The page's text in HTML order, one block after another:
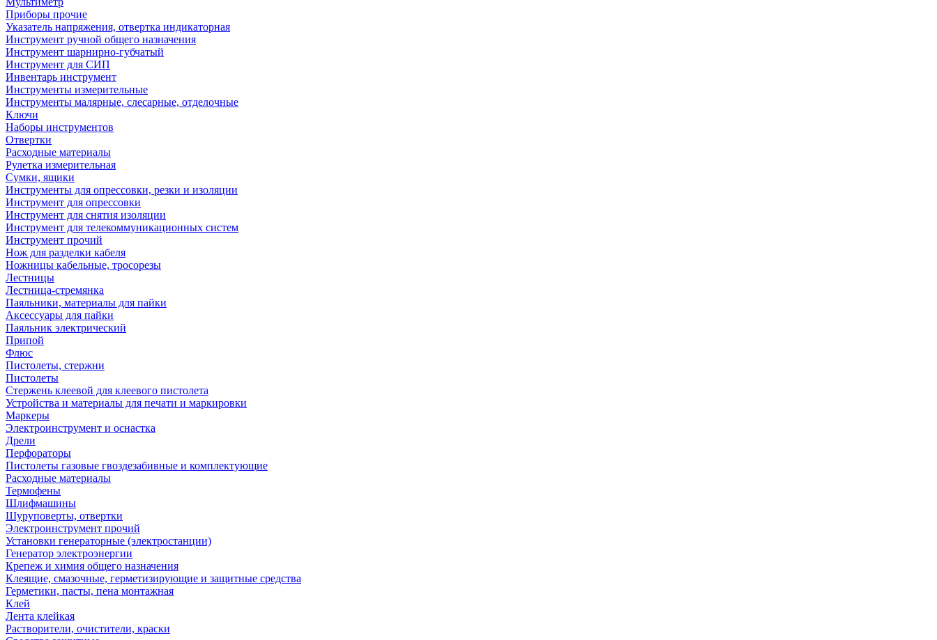
Приборы прочие
Указатель напряжения, отвертка индикаторная
Инструмент ручной общего назначения
Инструмент шарнирно-губчатый
Инструмент для СИП
Инвентарь инструмент
Инструменты измерительные
Инструменты малярные, слесарные, отделочные
Ключи
Наборы инструментов
Отвертки
Расходные материалы
Рулетка измерительная
Сумки, ящики
Инструменты для опрессовки, резки и изоляции
Инструмент для опрессовки
Инструмент для снятия изоляции
Инструмент для телекоммуникационных систем
Инструмент прочий
Нож для разделки кабеля
Ножницы кабельные, тросорезы
Лестницы
Лестница-стремянка
Паяльники, материалы для пайки
Аксессуары для пайки
Паяльник электрический
Припой
Флюс
Пистолеты, стержни
Пистолеты
Стержень клеевой для клеевого пистолета
Устройства и материалы для печати и маркировки
Маркеры
Электроинструмент и оснастка
Дрели
Перфораторы
Пистолеты газовые гвоздезабивные и комплектующие
Расходные материалы
Термофены
Шлифмашины
Шуруповерты, отвертки
Электроинструмент прочий
Установки генераторные (электростанции)
Генератор электроэнергии
Крепеж и химия общего назначения
Клеящие, смазочные, герметизирующие и защитные средства
Герметики, пасты, пена монтажная
Клей
Лента клейкая
Растворители, очистители, краски